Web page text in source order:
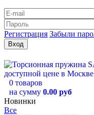
Регистрация Забыли
0 товаров
на сумму 0.00 руб
Новинки
Все